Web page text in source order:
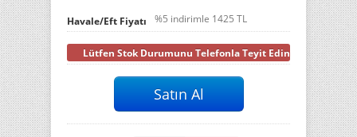
Havale/Eft Fiyatı %5 indirimle 1425 TL
Lütfen Stok Durumunu Telefonla Teyit Ediniz